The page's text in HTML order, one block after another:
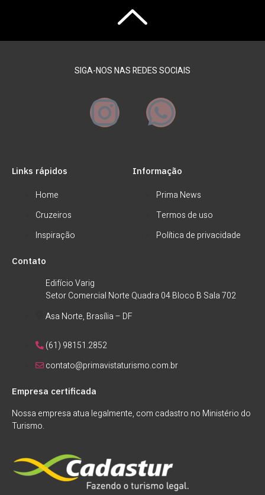
SIGA-NOS NAS REDES SOCIAIS
Links rápidos
Home
Cruzeiros
Inspiração
Informação
Prima News
Termos de uso
Política de privacidade
Contato
Edifício Varig
Setor Comercial Norte Quadra 04 Bloco B Sala 702
Asa Norte, Brasília – DF
(61) 98151.2852
contato@primavistaturismo.com.br
Empresa certificada
Nossa empresa atua legalmente, com cadastro no Ministério do
Turismo.